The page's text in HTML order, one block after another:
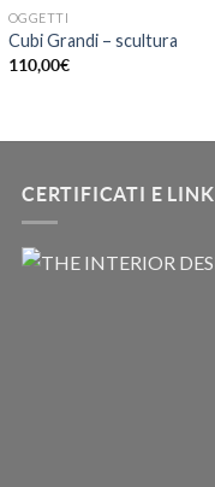
OGGETTI
Cubi Grandi – scultura
110,00€
CERTIFICATI E LINK